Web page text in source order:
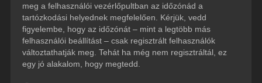
meg a felhasználói vezérlőpultban az időzónád a
tartózkodási helyednek megfelelően. Kérjük, vedd
figyelembe, hogy az időzónát – mint a legtöbb más
felhasználói beállítást – csak regisztrált felhasználók
változtathatják meg. Tehát ha még nem regisztráltál, ez
egy jó alakalom, hogy megtedd.